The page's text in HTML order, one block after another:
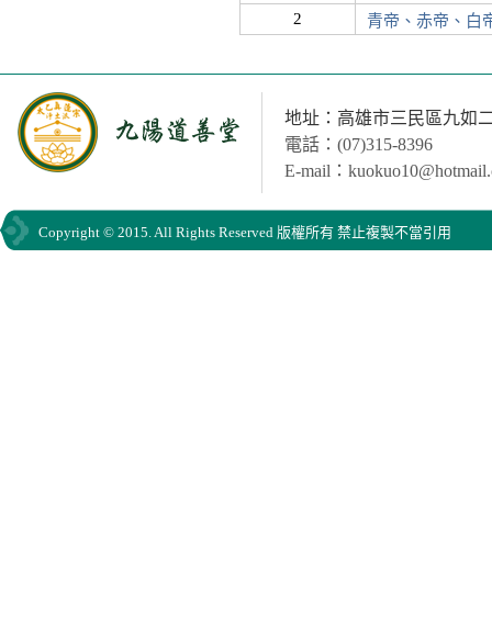
2
青帝、赤帝、白
地址：高雄市三民區九如
電話：(07)315-8396
E-mail：
Copyright © 2015. All Rights Reserved 版權所有 禁止複製不當引用